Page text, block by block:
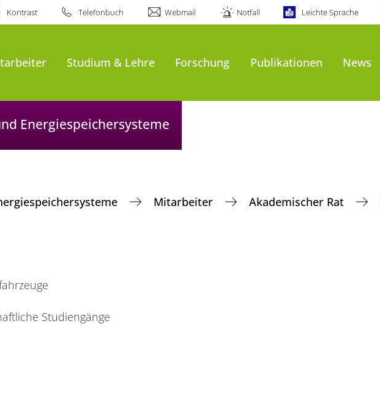
Kontrast Telefonbuch Webmail Notfall Leichte Sprache
Studium & Lehre Forschung Publikationen News
Energiespeichersysteme
Mitarbeiter Akademischer Rat
Studiengänge